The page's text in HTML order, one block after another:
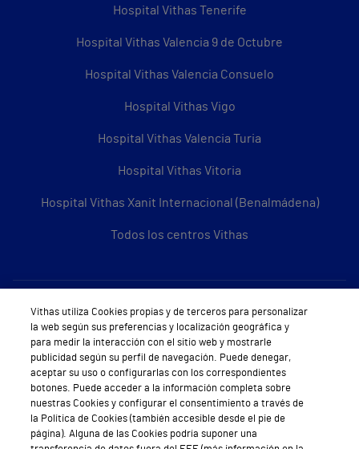
Hospital Vithas Tenerife
Hospital Vithas Valencia 9 de Octubre
Hospital Vithas Valencia Consuelo
Hospital Vithas Vigo
Hospital Vithas Valencia Turia
Hospital Vithas Vitoria
Hospital Vithas Xanit Internacional (Benalmádena)
Todos los centros Vithas
Sobre Vithas
Quiénes somos
Trabajar en Vithas
Teléfono Cita Médica
Teléfono Atención al Cliente
Vithas utiliza Cookies propias y de terceros para personalizar
la web según sus preferencias y localización geográfica y
para medir la interacción con el sitio web y mostrarle
publicidad según su perfil de navegación. Puede denegar,
aceptar su uso o configurarlas con los correspondientes
botones. Puede acceder a la información completa sobre
nuestras Cookies y configurar el consentimiento a través de
la Política de Cookies (también accesible desde el pie de
página). Alguna de las Cookies podría suponer una